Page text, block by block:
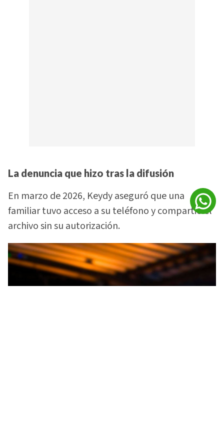
La denuncia que hizo tras la difusión
En marzo de 2026, Keydy aseguró que una
familiar tuvo acceso a su teléfono y compartió el
archivo sin su autorización.